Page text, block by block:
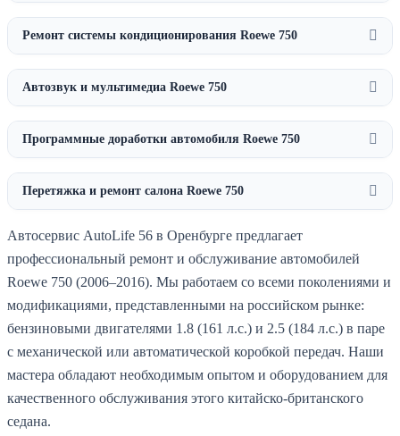
Ремонт системы кондиционирования Roewe 750
Автозвук и мультимедиа Roewe 750
Программные доработки автомобиля Roewe 750
Перетяжка и ремонт салона Roewe 750
Автосервис AutoLife 56 в Оренбурге предлагает
профессиональный ремонт и обслуживание автомобилей
Roewe 750 (2006–2016). Мы работаем со всеми поколениями и
модификациями, представленными на российском рынке:
бензиновыми двигателями 1.8 (161 л.с.) и 2.5 (184 л.с.) в паре
с механической или автоматической коробкой передач. Наши
мастера обладают необходимым опытом и оборудованием для
качественного обслуживания этого китайско-британского
седана.